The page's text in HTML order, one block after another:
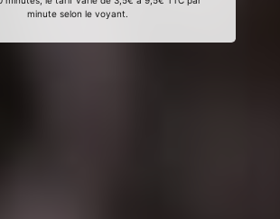
minute selon le voyant.